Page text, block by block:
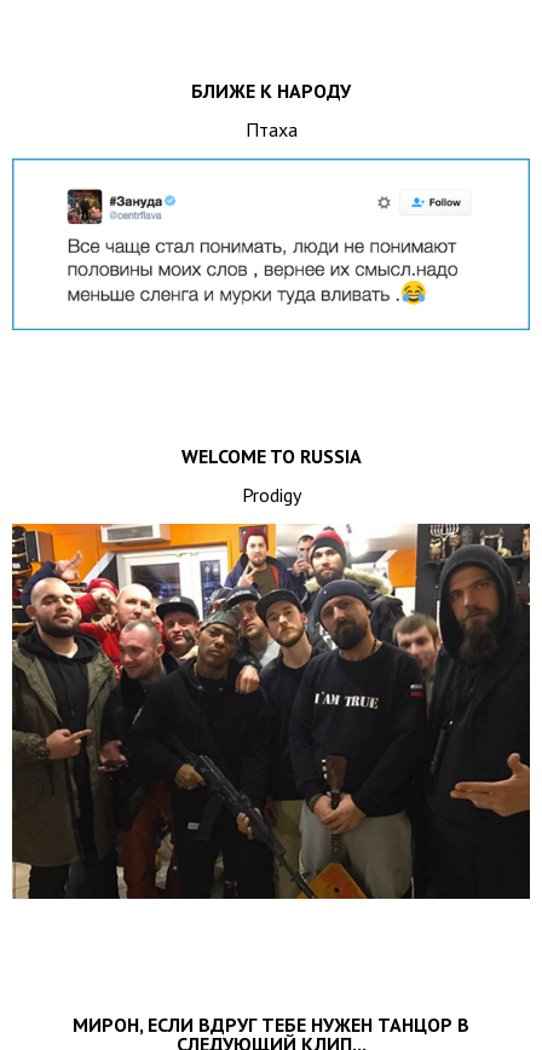
БЛИЖЕ К НАРОДУ
Птаха
WELCOME TO RUSSIA
Prodigy
МИРОН, ЕСЛИ ВДРУГ ТЕБЕ НУЖЕН ТАНЦОР В
СЛЕДУЮЩИЙ КЛИП...